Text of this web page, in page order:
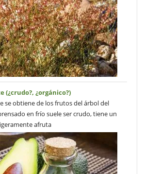
(¿crudo?, ¿orgánico?)
se obtiene de los frutos del árbol del
en frío suele ser crudo, tiene un
afruta